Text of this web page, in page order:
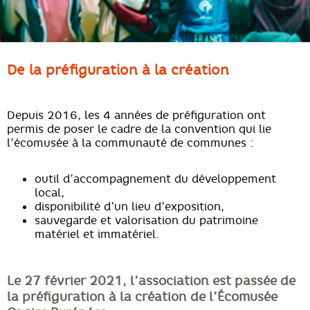
De la préfiguration à la création
Depuis 2016, les 4 années de préfiguration ont
permis de poser le cadre de la convention qui lie
l’écomusée à la communauté de communes :
outil d’accompagnement du développement
local,
disponibilité d’un lieu d’exposition,
sauvegarde et valorisation du patrimoine
matériel et immatériel.
Le 27 février 2021, l’association est passée de
la préfiguration à la création de l’Écomusée